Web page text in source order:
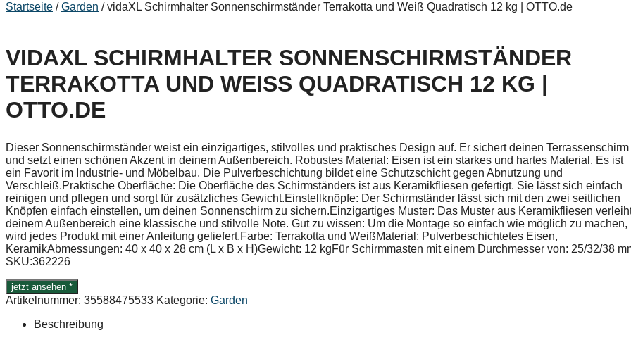
Startseite /Garden / vidaXL Schirmhalter Sonnenschirmständer Terrakotta und Weiß Quadratisch 12 kg | OTTO.de
VIDAXL SCHIRMHALTER SONNENSCHIRMSTÄNDER
TERRAKOTTA UND WEISS QUADRATISCH 12 KG | O
TTO.DE
Dieser Sonnenschirmständer weist ein einzigartiges, stilvolles und praktisches Design auf. Er sichert deinen Terrassenschirm
und setzt einen schönen Akzent in deinem Außenbereich. Robustes Material: Eisen ist ein starkes und hartes Material. Es ist
ein Favorit im Industrie- und Möbelbau. Die Pulverbeschichtung bildet eine Schutzschicht gegen Abnutzung und
Verschleiß.Praktische Oberfläche: Die Oberfläche des Schirmständers ist aus Keramikfliesen gefertigt. Sie lässt sich einfach
reinigen und pflegen und sorgt für zusätzliches Gewicht.Einstellknöpfe: Der Schirmständer lässt sich mit den zwei seitlichen
Knöpfen einfach einstellen, um deinen Sonnenschirm zu sichern.Einzigartiges Muster: Das Muster aus Keramikfliesen
deinem Außenbereich eine klassische und stilvolle Note. Gut zu wissen: Um die Montage so einfach wie möglich zu machen,
wird jedes Produkt mit einer Anleitung geliefert.Farbe: Terrakotta und WeißMaterial: Pulverbeschichtetes Eisen,
KeramikAbmessungen: 40 x 40 x 28 cm (L x B x H)Gewicht: 12 kgFür Schirmmasten mit einem Durchmesser von: 25/32/38
SKU:362226
jetzt ansehen *
Artikelnummer: 35588475533 Kategorie: Garden
Beschreibung